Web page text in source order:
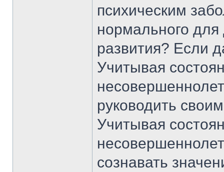
психическим
нормального для
развития? Если
Учитывая
руководить
Учитывая
сознавать